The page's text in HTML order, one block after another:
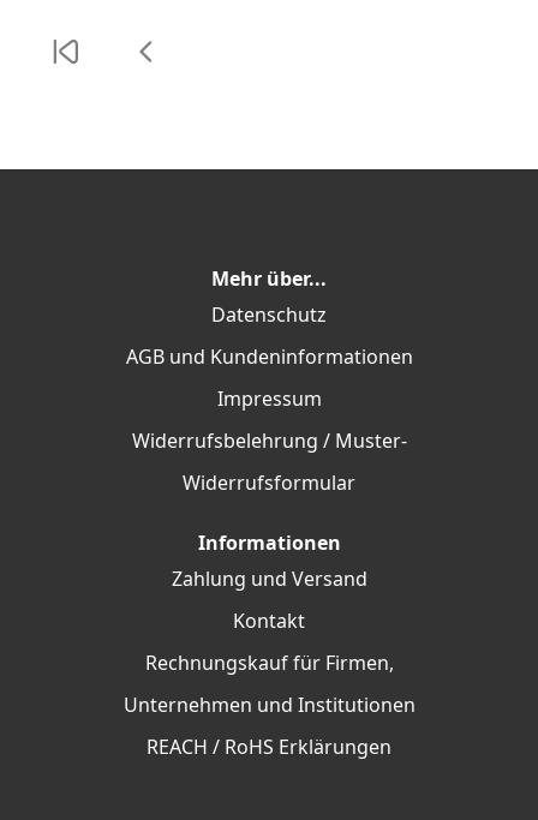
Mehr über...
Datenschutz
AGB und Kundeninformationen
Impressum
Widerrufsbelehrung / Muster-
Widerrufsformular
Informationen
Zahlung und Versand
Kontakt
Rechnungskauf für Firmen,
Unternehmen und Institutionen
REACH / RoHS Erklärungen